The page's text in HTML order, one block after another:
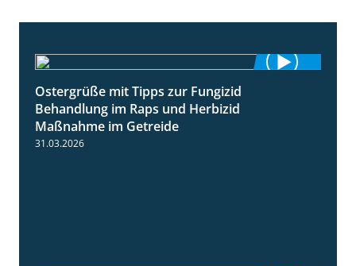
Ostergrüße mit Tipps zur Fungizid
Behandlung im Raps und Herbizid
Maßnahme im Getreide
31.03.2026